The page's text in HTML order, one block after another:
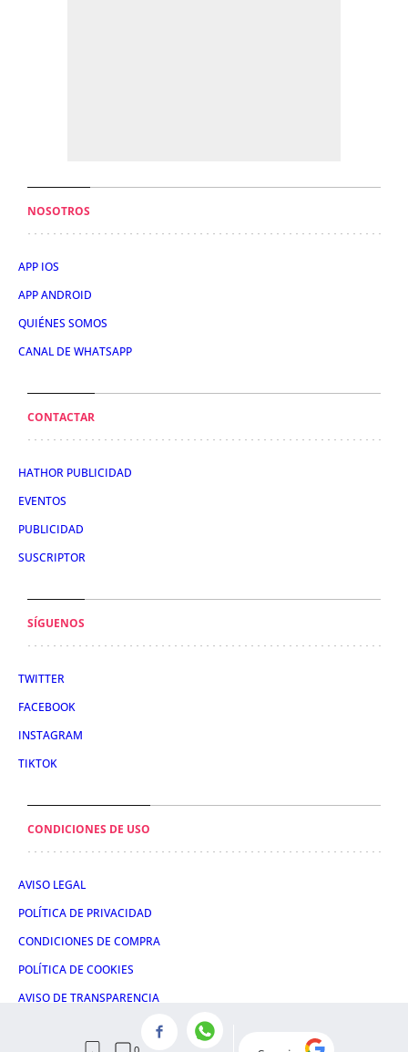
NOSOTROS
APP IOS
APP ANDROID
QUIÉNES SOMOS
CANAL DE WHATSAPP
CONTACTAR
HATHOR PUBLICIDAD
EVENTOS
PUBLICIDAD
SUSCRIPTOR
SÍGUENOS
TWITTER
FACEBOOK
INSTAGRAM
TIKTOK
CONDICIONES DE USO
AVISO LEGAL
POLÍTICA DE PRIVACIDAD
CONDICIONES DE COMPRA
POLÍTICA DE COOKIES
AVISO DE TRANSPARENCIA